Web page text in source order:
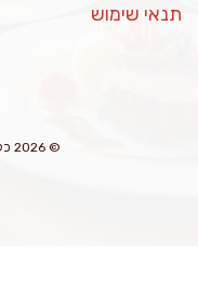
תנאי שימוש
© 2026 כל הזכויות שמורות לטעימתא